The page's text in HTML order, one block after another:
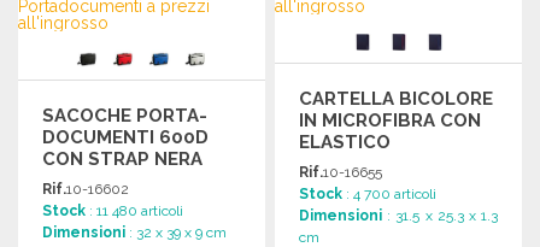
SACOCHE PORTA-
DOCUMENTI 600D
CON STRAP NERA
Rif.10-16602
Stock : 11 480 articoli
Dimensioni : 32 x 39 x 9 cm
CARTELLA BICOLORE
IN MICROFIBRA CON
ELASTICO
Rif.10-16655
Stock : 4 700 articoli
Dimensioni : 31.5 x 25.3 x 1.3
cm